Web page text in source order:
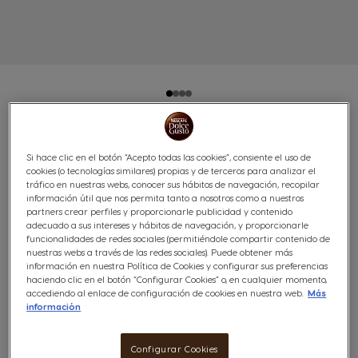
ESPRESSO INTENSO
DESCAFEINADO DOLCE
GUSTO® 48 CÁPSULAS
Sofisticado & Especiado
INTENSIDAD 7
(78)
Cápsulas:x48
Si hace clic en el botón “Acepto todas las cookies”, consiente el uso de
cookies (o tecnologías similares) propias y de terceros para analizar el
tráfico en nuestras webs, conocer sus hábitos de navegación, recopilar
información útil que nos permita tanto a nosotros como a nuestros
partners crear perfiles y proporcionarle publicidad y contenido
adecuado a sus intereses y hábitos de navegación, y proporcionarle
funcionalidades de redes sociales (permitiéndole compartir contenido de
nuestras webs a través de las redes sociales). Puede obtener más
información en nuestra Política de Cookies y configurar sus preferencias
haciendo clic en el botón “Configurar Cookies” o, en cualquier momento,
accediendo al enlace de configuración de cookies en nuestra web. Más
información
Configurar Cookies